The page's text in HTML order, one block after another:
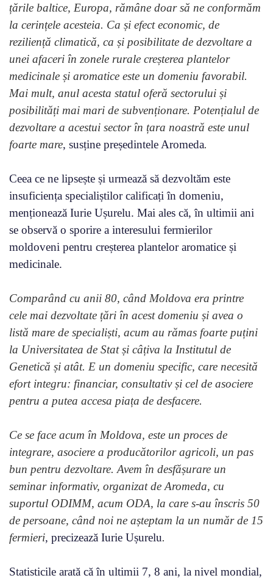
țările baltice, Europa, rămâne doar să ne conformăm
la cerințele acesteia. Ca și efect economic, de
reziliență climatică, ca și posibilitate de dezvoltare a
unei afaceri în zonele rurale creșterea plantelor
medicinale și aromatice este un domeniu favorabil.
Mai mult, anul acesta statul oferă sectorului și
posibilități mai mari de subvenționare. Potențialul de
dezvoltare a acestui sector în țara noastră este unul
foarte mare, susține președintele Aromeda.
Ceea ce ne lipsește și urmează să dezvoltăm este
insuficiența specialiștilor calificați în domeniu,
menționează Iurie Ușurelu. Mai ales că, în ultimii ani
se observă o sporire a interesului fermierilor
moldoveni pentru creșterea plantelor aromatice și
medicinale.
Comparând cu anii 80, când Moldova era printre
cele mai dezvoltate țări în acest domeniu și avea o
listă mare de specialiști, acum au rămas foarte puțini
la Universitatea de Stat și câțiva la Institutul de
Genetică și atât. E un domeniu specific, care necesită
efort integru: financiar, consultativ și cel de asociere
pentru a putea accesa piața de desfacere.
Ce se face acum în Moldova, este un proces de
integrare, asociere a producătorilor agricoli, un pas
bun pentru dezvoltare. Avem în desfășurare un
seminar informativ, organizat de Aromeda, cu
suportul ODIMM, acum ODA, la care s-au înscris 50
de persoane, când noi ne așteptam la un număr de 15
fermieri, precizează Iurie Ușurelu.
Statisticile arată că în ultimii 7, 8 ani, la nivel mondial,